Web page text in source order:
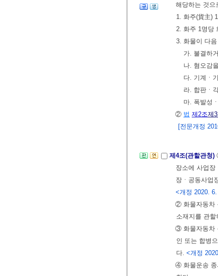
해당하는 것으
1. 화주(貨主)
2. 화주 1명당
3. 화물이 다
가. 불결하
나. 혐오감
다. 기계ㆍ
라. 합판ㆍ
마. 폭발성
② 법 제2조제
[전문개정
제4조(관할관청)
장소에 사업
장ㆍ공동사업
<개정 2020.
② 화물자동차
소재지를 관
③ 화물자동차
인 또는 합병
다. <개정
④ 화물운송 종